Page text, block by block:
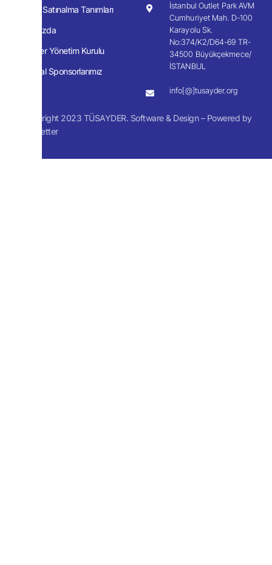
Mesleki Satınalma Tanımları
Hakkımızda
Tüsayder Yönetim Kurulu
Kurumsal Sponsorlarımız
İstanbul Outlet Park AVM
Cumhuriyet Mah. D-100
Karayolu Sk.
No:374/K2/D64-69 TR-
34500 Büyükçekmece/
İSTANBUL
info[@]tusayder.org
© Copyright 2023 TÜSAYDER. Software & Design – Powered by
Much Better